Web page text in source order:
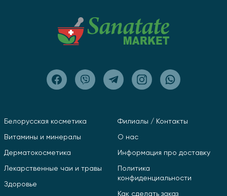
Белорусская косметика
Витамины и минералы
Дерматокосметика
Лекарственные чаи и травы
Здоровье
Филиалы / Контакты
О нас
Информация про доставку
Политика
конфиденциальности
Как сделать заказ